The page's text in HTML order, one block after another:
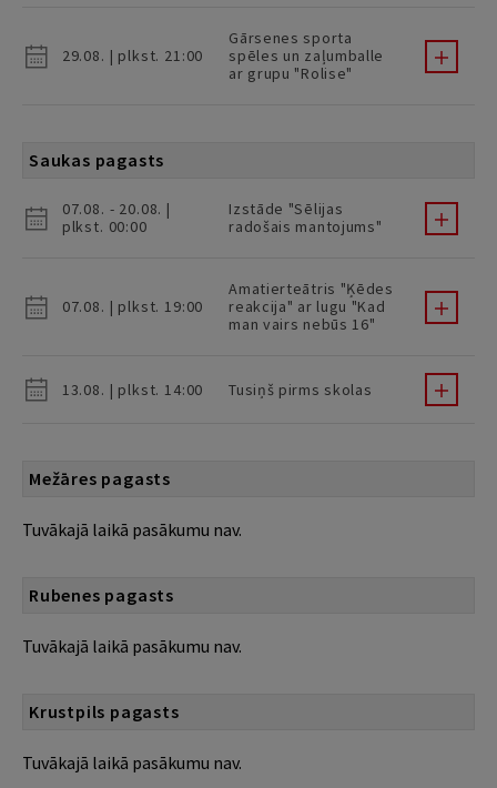
29.08. | plkst. 21:00
Gārsenes sporta
spēles un zaļumballe
ar grupu "Rolise"
Saukas pagasts
07.08. - 20.08. |
plkst. 00:00
Izstāde "Sēlijas
radošais mantojums"
07.08. | plkst. 19:00
Amatierteātris "Ķēdes
reakcija" ar lugu "Kad
man vairs nebūs 16"
13.08. | plkst. 14:00 Tusiņš pirms skolas
Mežāres pagasts
Tuvākajā laikā pasākumu nav.
Rubenes pagasts
Tuvākajā laikā pasākumu nav.
Krustpils pagasts
Tuvākajā laikā pasākumu nav.